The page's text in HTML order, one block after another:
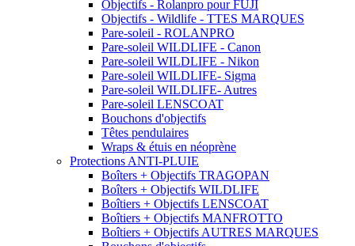
Objectifs - Rolanpro pour FUJI
Objectifs - Wildlife - TTES MARQUES
Pare-soleil - ROLANPRO
Pare-soleil WILDLIFE - Canon
Pare-soleil WILDLIFE - Nikon
Pare-soleil WILDLIFE- Sigma
Pare-soleil WILDLIFE- Autres
Pare-soleil LENSCOAT
Bouchons d'objectifs
Têtes pendulaires
Wraps & étuis en néoprène
Protections ANTI-PLUIE
Boîters + Objectifs TRAGOPAN
Boîters + Objectifs WILDLIFE
Boîtiers + Objectifs LENSCOAT
Boîtiers + Objectifs MANFROTTO
Boîtiers + Objectifs AUTRES MARQUES